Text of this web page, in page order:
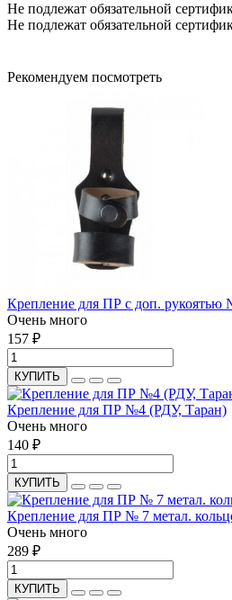
Не подлежат обязательной
Не подлежат обязательной
Рекомендуем посмотреть
Крепление для ПР с доп.
Очень много
157 ₽
КУПИТЬ
Крепление для ПР №4 (РДУ, Таран)
Очень много
140 ₽
КУПИТЬ
Крепление для ПР № 7 метал.
Очень много
289 ₽
КУПИТЬ